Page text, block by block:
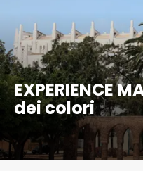
EXPERIENCE
dei colori